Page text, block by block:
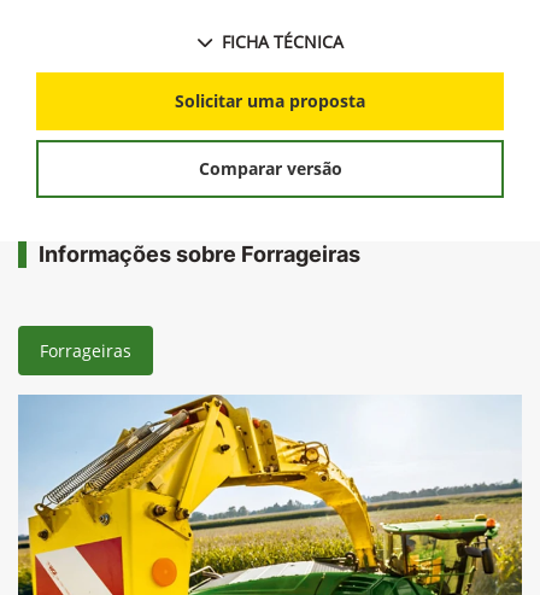
FICHA TÉCNICA
Solicitar uma proposta
Comparar versão
Informações sobre Forrageiras
Forrageiras